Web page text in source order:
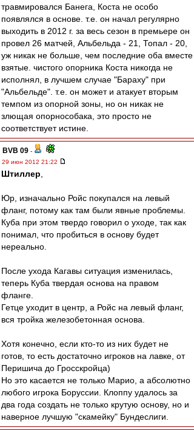
травмировался Банега, Коста не особо
появлялся в основе. т.е. он начал регулярно
выходить в 2012 г. за весь сезон в премьере он
провел 26 матчей, Альбельда - 21, Топал - 20,
уж никак не больше, чем последние оба вместе
взятые. чистого опорника Коста никогда не
исполнял, в лучшем случае "Бараху" при
"Альбельде". т.е. он может и атакует вторым
темпом из опорной зоны, но он никак не
злющая опорнособака, это просто не
соответствует истине.
BVB 09 -
29 июн 2012 21:22
Штиллер
Юр, изначально Ройс покупался на левый
фланг, потому как там были явные проблемы.
Куба при этом твердо говорил о уходе, так как
понимал, что пробиться в основу будет
нереально.
После ухода Кагавы ситуация изменилась,
теперь Куба твердая основа на правом
фланге.
Гетце уходит в центр, а Ройс на левый фланг,
вся тройка железобетонная основа.
Хотя конечно, если кто-то из них будет не
готов, то есть достаточно игроков на лавке, от
Перишича до Гросскройца)
Но это касается не только Марио, а абсолютно
любого игрока Боруссии. Клоппу удалось за
два года создать не только крутую основу, но и
наверное лучшую "скамейку" Бундеслиги.